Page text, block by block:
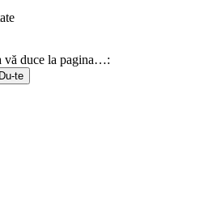
vă duce la pagina…: